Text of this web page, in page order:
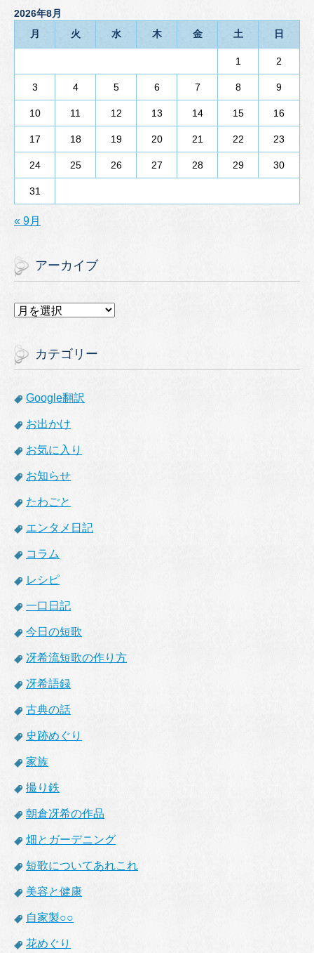
2026年8月
月
火 水 木 金 土 日
1 2
3 4 5 6 7 8 9
10 11 12 13 14 15 16
17 18 19 20 21 22 23
24 25 26 27 28 29 30
31
« 9月
アーカイブ
ア
イ
ブ
カテゴリー
Google翻訳
お出かけ
お気に入り
お知らせ
たわごと
エンタメ日記
コラム
レシピ
一口日記
今日の短歌
冴希流短歌の作り方
冴希語録
古典の話
史跡めぐり
家族
撮り鉄
朝倉冴希の作品
畑とガーデニング
短歌についてあれこれ
美容と健康
自家製○○
花めぐり